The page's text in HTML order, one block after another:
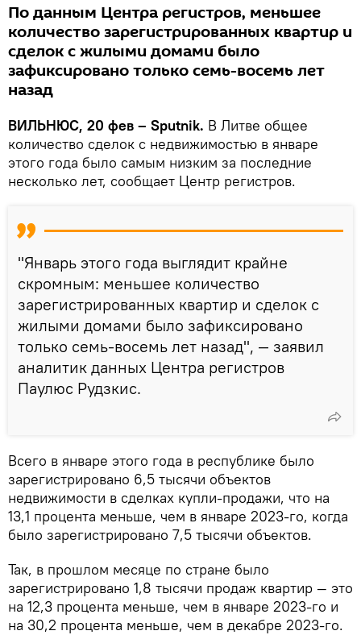
По данным Центра регистров, меньшее
количество зарегистрированных квартир и
сделок с жилыми домами было
зафиксировано только семь-восемь лет
назад
ВИЛЬНЮС, 20 фев – Sputnik. В Литве общее
количество сделок с недвижимостью в январе
этого года было самым низким за последние
несколько лет, сообщает Центр регистров.
"Январь этого года выглядит крайне
скромным: меньшее количество
зарегистрированных квартир и сделок с
жилыми домами было зафиксировано
только семь-восемь лет назад", — заявил
аналитик данных Центра регистров
Паулюс Рудзкис.
Всего в январе этого года в республике было
зарегистрировано 6,5 тысячи объектов
недвижимости в сделках купли-продажи, что на
13,1 процента меньше, чем в январе 2023-го, когда
было зарегистрировано 7,5 тысячи объектов.
Так, в прошлом месяце по стране было
зарегистрировано 1,8 тысячи продаж квартир — это
на 12,3 процента меньше, чем в январе 2023-го и
на 30,2 процента меньше, чем в декабре 2023-го.